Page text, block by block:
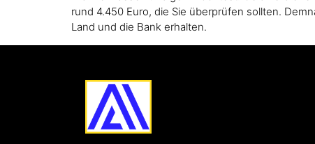
rund 4.450 Euro, die Sie überprüfen sollten.
Land und die Bank erhalten.